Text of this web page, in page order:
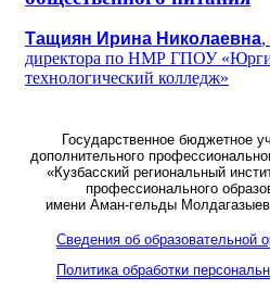
Тащиян Ирина Николаевна,
директора по НМР ГПОУ
технологический колледж»
Государственное бюджетное
дополнительного
«Кузбасский региональный
профессионального
имени Аман-гельды
Сведения об образовательной
Политика обработки